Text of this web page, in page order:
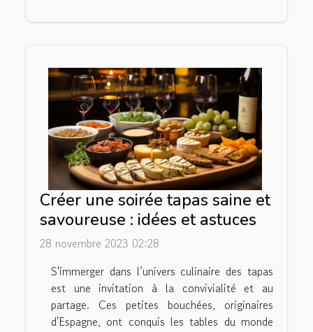
Créer une soirée tapas saine et
savoureuse : idées et astuces
28 novembre 2023 02:28
S'immerger dans l’univers culinaire des tapas
est une invitation à la convivialité et au
partage. Ces petites bouchées, originaires
d'Espagne, ont conquis les tables du monde